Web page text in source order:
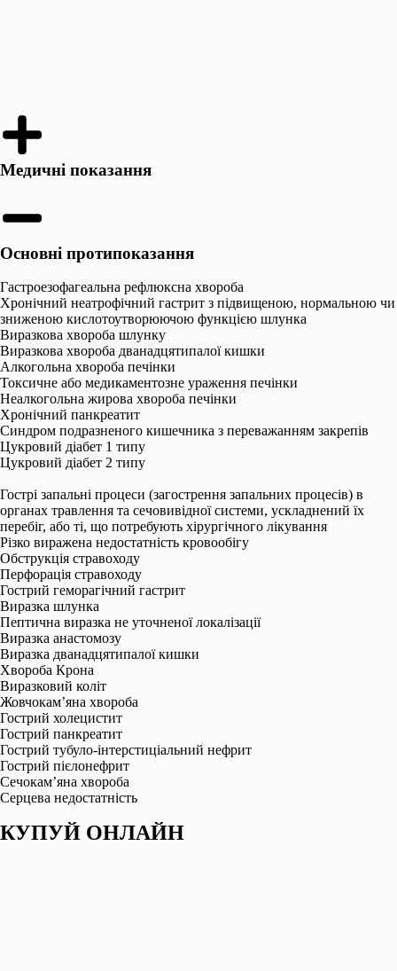
Медичні показання
Основні протипоказання
Гастроезофагеальна рефлюксна хвороба
Хронічний неатрофічний гастрит з підвищеною, нормальною чи
зниженою кислотоутворюючою функцією шлунка
Виразкова хвороба шлунку
Виразкова хвороба дванадцятипалої кишки
Алкогольна хвороба печінки
Токсичне або медикаментозне ураження печінки
Неалкогольна жирова хвороба печінки
Хронічний панкреатит
Синдром подразненого кишечника з переважанням закрепів
Цукровий діабет 1 типу
Цукровий діабет 2 типу
Гострі запальні процеси (загострення запальних процесів) в
органах травлення та сечовивідної системи, ускладнений їх
перебіг, або ті, що потребують хірургічного лікування
Різко виражена недостатність кровообігу
Обструкція стравоходу
Перфорація стравоходу
Гострий геморагічний гастрит
Виразка шлунка
Пептична виразка не уточненої локалізації
Виразка анастомозу
Виразка дванадцятипалої кишки
Хвороба Крона
Виразковий коліт
Жовчокам’яна хвороба
Гострий холецистит
Гострий панкреатит
Гострий тубуло-інтерстиціальний нефрит
Гострий пієлонефрит
Сечокам’яна хвороба
Серцева недостатність
КУПУЙ ОНЛАЙН